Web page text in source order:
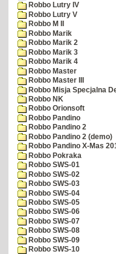
Robbo Lutry IV
Robbo Lutry V
Robbo M II
Robbo Marik
Robbo Marik 2
Robbo Marik 3
Robbo Marik 4
Robbo Master
Robbo Master III
Robbo Misja Specjalna
Robbo NK
Robbo Orionsoft
Robbo Pandino
Robbo Pandino 2
Robbo Pandino 2 (demo)
Robbo Pandino X-Mas
Robbo Pokraka
Robbo SWS-01
Robbo SWS-02
Robbo SWS-03
Robbo SWS-04
Robbo SWS-05
Robbo SWS-06
Robbo SWS-07
Robbo SWS-08
Robbo SWS-09
Robbo SWS-10